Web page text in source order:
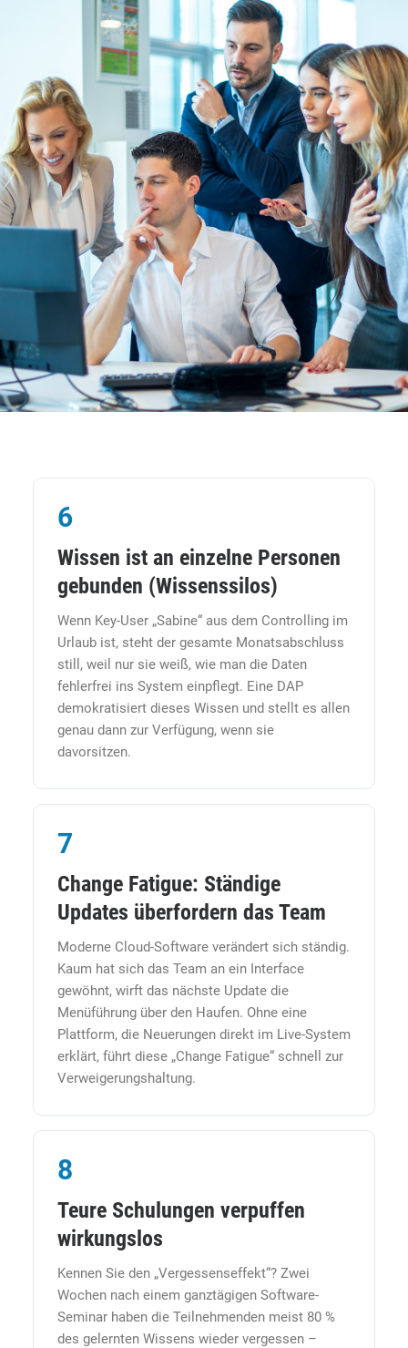
6
Wissen ist an einzelne Personen
gebunden (Wissenssilos)
Wenn Key-User „Sabine“ aus dem Controlling im
Urlaub ist, steht der gesamte Monatsabschluss
still, weil nur sie weiß, wie man die Daten
fehlerfrei ins System einpflegt. Eine DAP
demokratisiert dieses Wissen und stellt es allen
genau dann zur Verfügung, wenn sie
davorsitzen.
7
Change Fatigue: Ständige
Updates überfordern das Team
Moderne Cloud-Software verändert sich ständig.
Kaum hat sich das Team an ein Interface
gewöhnt, wirft das nächste Update die
Menüführung über den Haufen. Ohne eine
Plattform, die Neuerungen direkt im Live-System
erklärt, führt diese „Change Fatigue“ schnell zur
Verweigerungshaltung.
8
Teure Schulungen verpuffen
wirkungslos
Kennen Sie den „Vergessenseffekt“? Zwei
Wochen nach einem ganztägigen Software-
Seminar haben die Teilnehmenden meist 80 %
des gelernten Wissens wieder vergessen –